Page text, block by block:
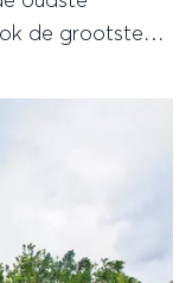
de grootste